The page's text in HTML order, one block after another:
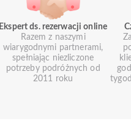
Ekspert ds. rezerwacji online
Razem z naszymi
wiarygodnymi partnerami,
spełniając niezliczone
potrzeby podróżnych od
2011 roku